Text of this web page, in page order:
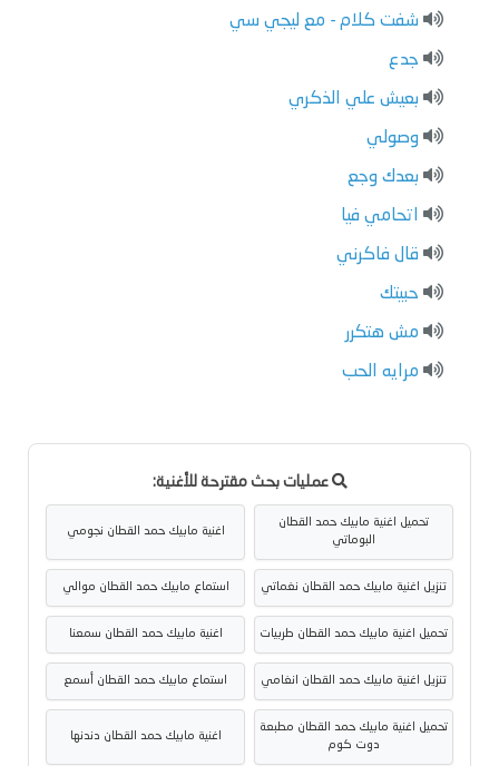
شفت كلام - مع ليجي سي
جدع
بعيش علي الذكري
وصولي
بعدك وجع
اتحامي فيا
قال فاكرني
حبيتك
مش هتكرر
مرايه الحب
عمليات بحث مقترحة للأغنية:
تحميل اغنية مابيك حمد القطان
البوماتي
اغنية مابيك حمد القطان نجومي
تنزيل اغنية مابيك حمد القطان نغماتي استماع مابيك حمد القطان موالي
تحميل اغنية مابيك حمد القطان طربيات اغنية مابيك حمد القطان سمعنا
تنزيل اغنية مابيك حمد القطان انغامي استماع مابيك حمد القطان أسمع
تحميل اغنية مابيك حمد القطان مطبعة
دوت كوم
اغنية مابيك حمد القطان دندنها